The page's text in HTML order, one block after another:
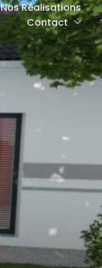
Nos Réalisations
Contact